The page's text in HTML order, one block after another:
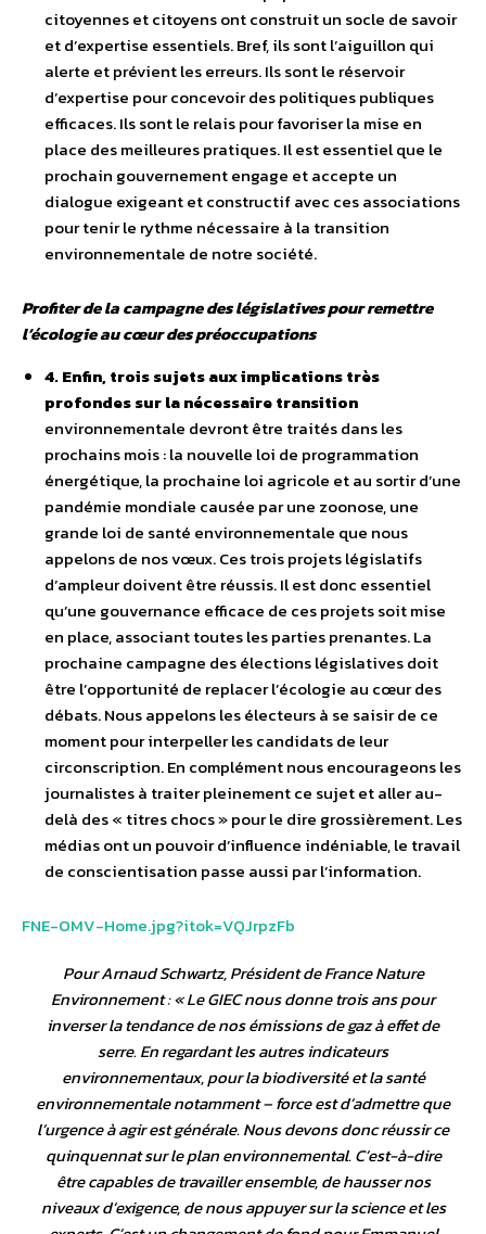
citoyennes et citoyens ont construit un socle de savoir
et d’expertise essentiels. Bref, ils sont l’aiguillon qui
alerte et prévient les erreurs. Ils sont le réservoir
d’expertise pour concevoir des politiques publiques
efficaces. Ils sont le relais pour favoriser la mise en
place des meilleures pratiques. Il est essentiel que le
prochain gouvernement engage et accepte un
dialogue exigeant et constructif avec ces associations
pour tenir le rythme nécessaire à la transition
environnementale de notre société.
Profiter de la campagne des législatives pour remettre
l’écologie au cœur des préoccupations
4. Enfin, trois sujets aux implications très
profondes sur la nécessaire transition
environnementale devront être traités dans les
prochains mois : la nouvelle loi de programmation
énergétique, la prochaine loi agricole et au sortir d’une
pandémie mondiale causée par une zoonose, une
grande loi de santé environnementale que nous
appelons de nos vœux. Ces trois projets législatifs
d’ampleur doivent être réussis. Il est donc essentiel
qu’une gouvernance efficace de ces projets soit mise
en place, associant toutes les parties prenantes. La
prochaine campagne des élections législatives doit
être l’opportunité de replacer l’écologie au cœur des
débats. Nous appelons les électeurs à se saisir de ce
moment pour interpeller les candidats de leur
circonscription. En complément nous encourageons les
journalistes à traiter pleinement ce sujet et aller au-
delà des « titres chocs » pour le dire grossièrement. Les
médias ont un pouvoir d’influence indéniable, le travail
de conscientisation passe aussi par l’information.
FNE-OMV-Home.jpg?itok=VQJrpzFb
Pour Arnaud Schwartz, Président de France Nature
Environnement : «Le GIEC nous donne trois ans pour
inverser la tendance de nos émissions de gaz à effet de
serre. En regardant les autres indicateurs
environnementaux, pour la biodiversité et la santé
environnementale notamment – force est d’admettre que
l’urgence à agir est générale. Nous devons donc réussir ce
quinquennat sur le plan environnemental. C’est-à-dire
être capables de travailler ensemble, de hausser nos
niveaux d’exigence, de nous appuyer sur la science et les